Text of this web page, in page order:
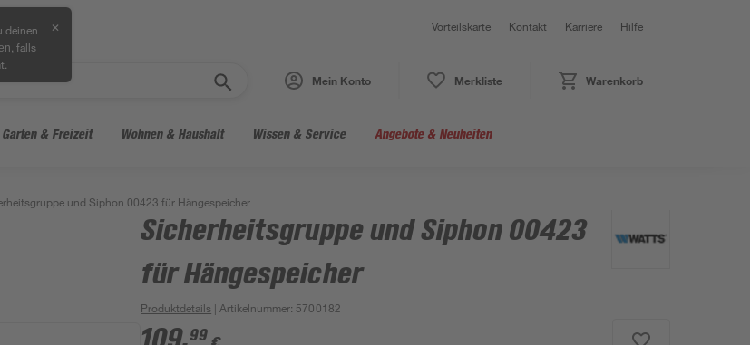
deinen
, falls
✕ Vorteilskarte Kontakt Karriere Hilfe
Mein Konto Merkliste Warenkorb
Garten & Freizeit Wohnen & Haushalt Wissen & Service Angebote & Neuheiten
und Siphon 00423 für Hängespeicher
Sicherheitsgruppe und Siphon 00423
für Hängespeicher
Produktdetails | Artikelnummer: 5700182
99